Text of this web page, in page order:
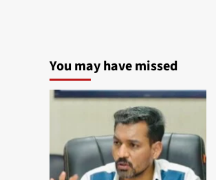
You may have missed